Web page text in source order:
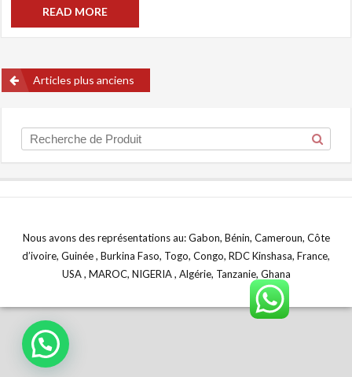
READ MORE
Navigation
articles
Articles plus anciens
Nous avons des représentations au: Gabon, Bénin, Cameroun, Côte
d’ivoire, Guinée , Burkina Faso, Togo, Congo, RDC Kinshasa, France,
USA , MAROC, NIGERIA , Algérie, Tanzanie, Ghana